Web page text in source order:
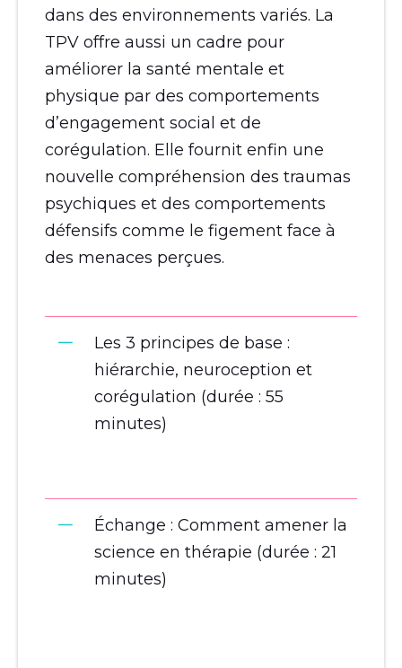
dans des environnements variés. La
TPV offre aussi un cadre pour
améliorer la santé mentale et
physique par des comportements
d’engagement social et de
corégulation. Elle fournit enfin une
nouvelle compréhension des traumas
psychiques et des comportements
défensifs comme le figement face à
des menaces perçues.
Les 3 principes de base :
hiérarchie, neuroception et
corégulation (durée : 55
minutes)
Échange : Comment amener la
science en thérapie (durée : 21
minutes)